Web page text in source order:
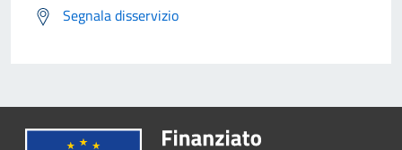
Segnala disservizio